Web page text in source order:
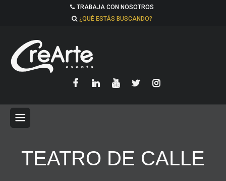
TRABAJA CON NOSOTROS
¿QUÉ ESTÁS BUSCANDO?
TEATRO DE CALLE